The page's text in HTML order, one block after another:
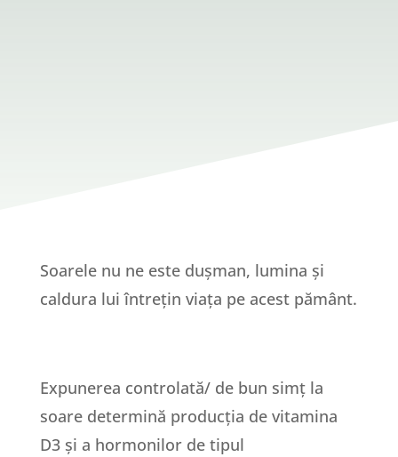
Soarele nu ne este dușman, lumina și
caldura lui întrețin viața pe acest pământ.
Expunerea controlată/ de bun simț la
soare determină producția de vitamina
D3 și a hormonilor de tipul